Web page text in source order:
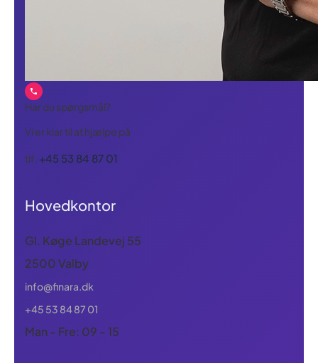
Har du spørgsmål?
Vi er klar til at hjælpe på
tlf. +45 53 84 87 01
Hovedkontor
Gl. Køge Landevej 55
2500 Valby
info@finara.dk
+45 53 84 87 01
Man - Fre: 09 - 15